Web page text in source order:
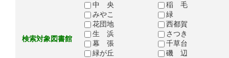
検索対象図書館
中 央
稲 毛
みやこ
緑
花団地
西都賀
生 浜
さつき
幕 張
千草台
緑が丘
磯 辺